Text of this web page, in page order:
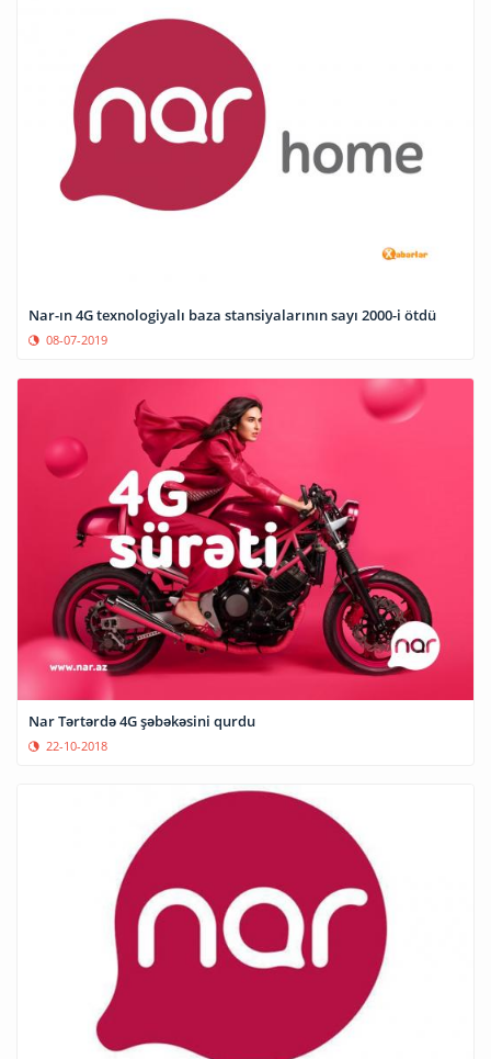
Nar-ın 4G texnologiyalı baza stansiyalarının sayı 2000-i ötdü
08-07-2019
Nar Tərtərdə 4G şəbəkəsini qurdu
22-10-2018